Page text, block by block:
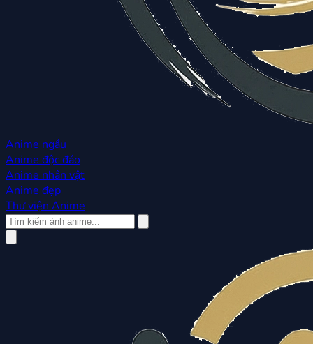
Anime ngầu
Anime độc đáo
Anime nhân vật
Anime đẹp
Thư viện Anime